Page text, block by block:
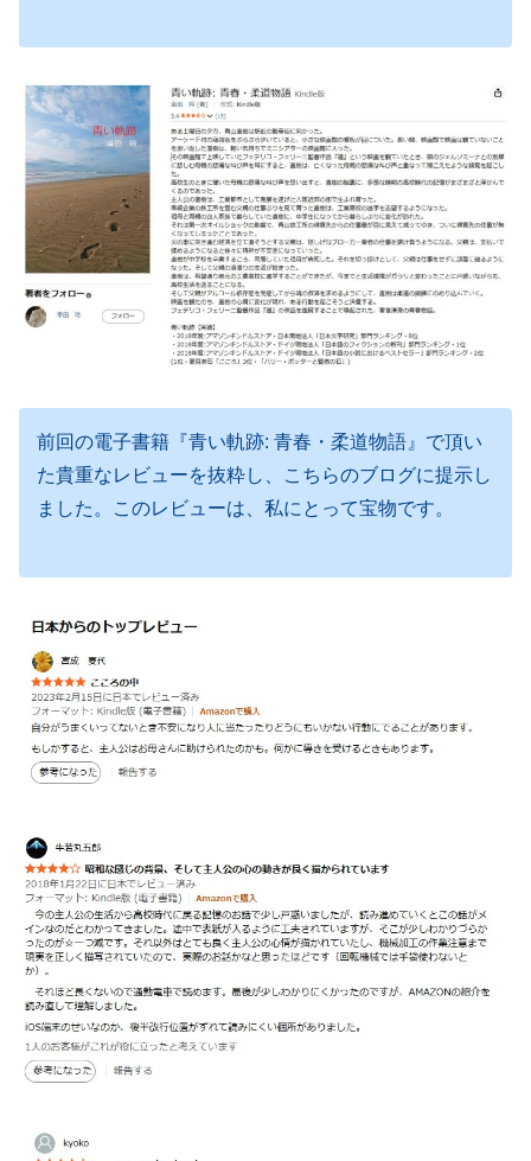
前回の電子書籍『青い軌跡: 青春・柔道物語』で頂い
た貴重なレビューを抜粋し、こちらのブログに提示し
ました。このレビューは、私にとって宝物です。